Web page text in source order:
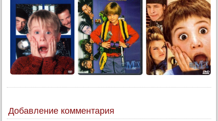
Добавление комментария